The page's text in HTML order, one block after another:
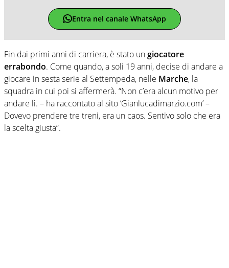
Entra nel canale WhatsApp
Fin dai primi anni di carriera, è stato ungiocatore
errabondo. Come quando, a soli 19 anni, decise di andare a
giocare in sesta serie al Settempeda, nelle Marche, la
squadra in cui poi si affermerà. “Non c’era alcun motivo per
andare lì. – ha raccontato al sito ‘Gianlucadimarzio.com’ –
Dovevo prendere tre treni, era un caos. Sentivo solo che era
la scelta giusta”.